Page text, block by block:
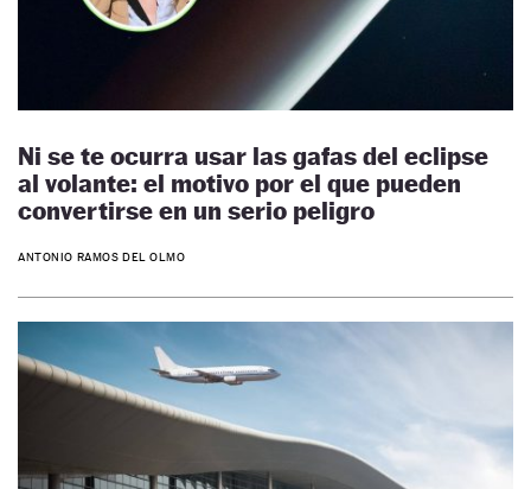
Ni se te ocurra usar las gafas del eclipse
al volante: el motivo por el que pueden
convertirse en un serio peligro
ANTONIO RAMOS DEL OLMO